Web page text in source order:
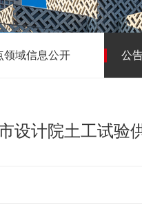
领域信息公开 公
设计院土工试验